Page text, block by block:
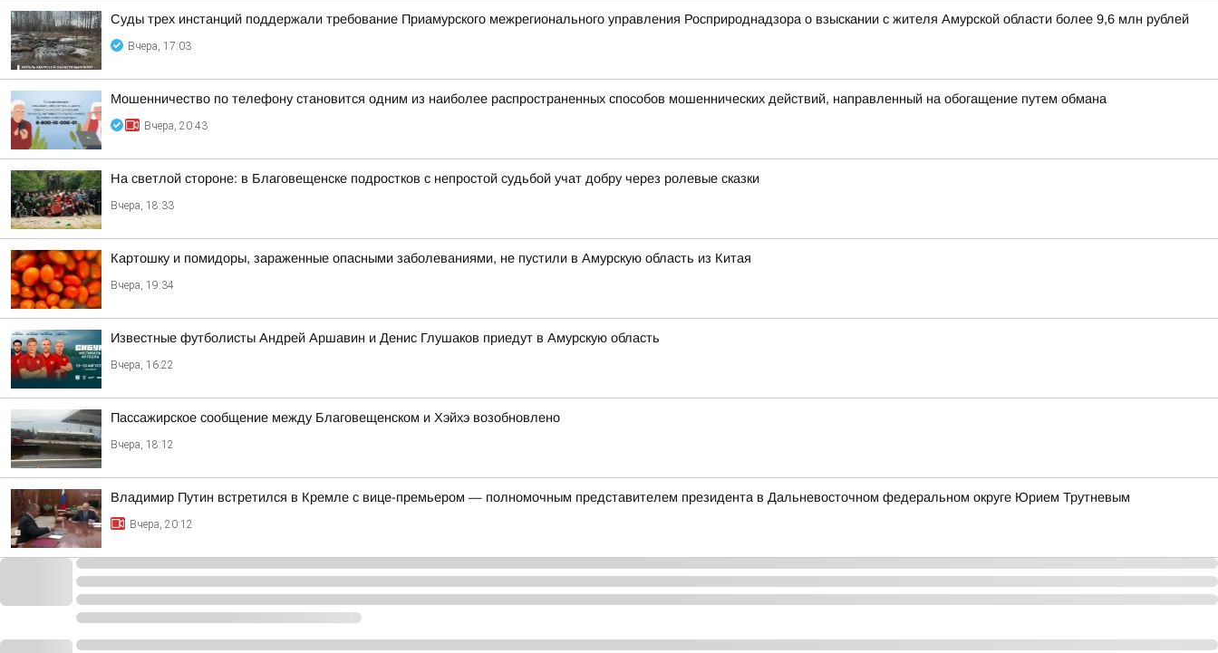
Суды трех инстанций поддержали требование Приамурского межрегионального управления Росприроднадзора о взыскании с жителя Амурской области более 9,6 млн рублей
Вчера, 17:03
Мошенничество по телефону становится одним из наиболее распространенных способов мошеннических действий, направленный на обогащение путем обмана
Вчера, 20:43
На светлой стороне: в Благовещенске подростков с непростой судьбой учат добру через ролевые сказки
Вчера, 18:33
Картошку и помидоры, зараженные опасными заболеваниями, не пустили в Амурскую область из Китая
Вчера, 19:34
Известные футболисты Андрей Аршавин и Денис Глушаков приедут в Амурскую область
Вчера, 16:22
Пассажирское сообщение между Благовещенском и Хэйхэ возобновлено
Вчера, 18:12
Владимир Путин встретился в Кремле с вице-премьером — полномочным представителем президента в Дальневосточном федеральном округе Юрием Трутневым
Вчера, 20:12